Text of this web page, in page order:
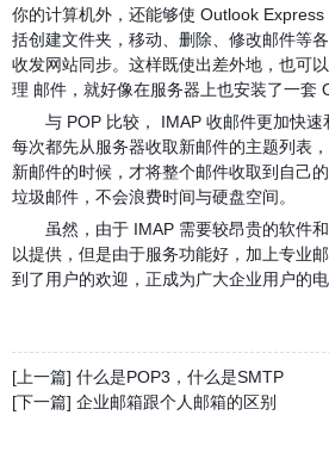
你的计算机外，还能够使 Outlook
括创建文件夹，移动、删除、修改邮件等
收发网站同步。这样既使出差外地，也可
理 邮件，就好像在服务器上也安装了一套
与 POP 比较， IMAP 收邮件更加快
每次都先从服务器收取新邮件的主题列表
新邮件的时候，才将整个邮件收取到自己
垃圾邮件，不会浪费时间与硬盘空间。
虽然，由于 IMAP 需要较昂贵的软件
以提供，但是由于服务功能好，加上专业
到了用户的欢迎，正成为广大企业用户的电
[上一篇] 什么是POP3，什么是SMTP
[下一篇] 企业邮箱跟个人邮箱的区别